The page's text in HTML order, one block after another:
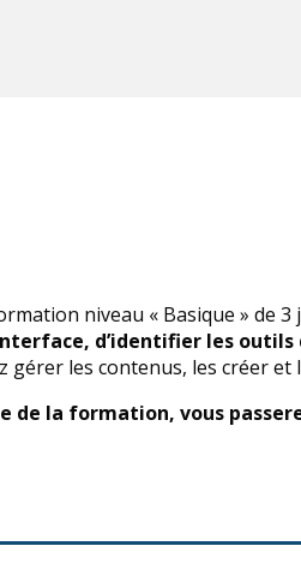
niveau « Basique » de
d’identifier les outils
gérer les contenus, les créer et
de la formation, vous